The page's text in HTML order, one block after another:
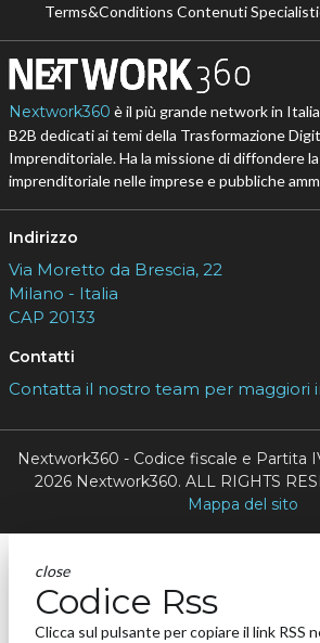
Terms&Conditions Contenuti
Nextwork360 è il più grande network in
B2B dedicati ai temi della Trasformazione
Imprenditoriale. Ha la missione di diffondere
imprenditoriale nelle imprese e pubbliche
Indirizzo
Via Moretto da Brescia, 22
Milano - Italia
CAP 20133
Contatti
Contatta il nostro team per maggiori
Nextwork360 - Codice fiscale e Partita
2026 Nextwork360. ALL RIGHTS
Mappa del sito
close
Codice Rss
Clicca sul pulsante per copiare il link RSS